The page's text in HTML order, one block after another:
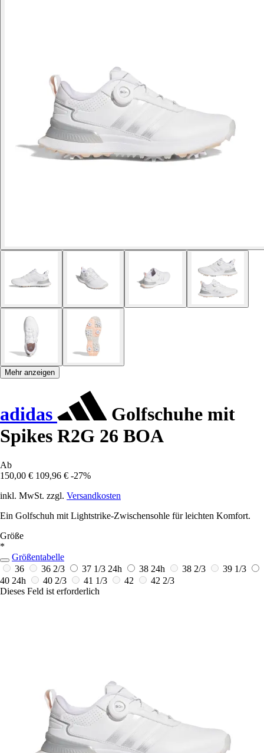
Mehr anzeigen
adidas
Golfschuhe mit
Spikes R2G 26 BOA
Ab
150,00 € 109,96 € -27%
inkl. MwSt. zzgl. Versandkosten
Ein Golfschuh mit Lightstrike-Zwischensohle für leichten Komfort.
Größe
*
Größentabelle
36
36 2/3 37 1/3 24h 38 24h 38 2/3
39 1/3
40 24h 40 2/3 41 1/3 42
42 2/3
Dieses Feld ist erforderlich